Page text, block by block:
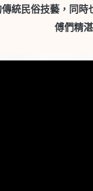
統民俗技藝，同
傅們精